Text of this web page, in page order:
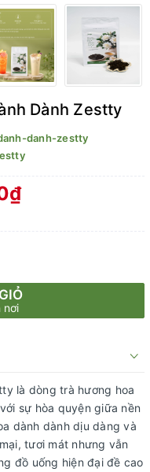
Dành Zestty
danh-zestty
nơi
là dòng trà hương hoa
sự hòa quyện giữa nền
dành dành dịu dàng và
tươi mát nhưng vẫn
đồ uống hiện đại đề cao